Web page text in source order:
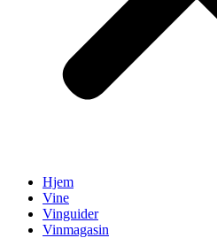
Hjem
Vine
Vinguider
Vinmagasin